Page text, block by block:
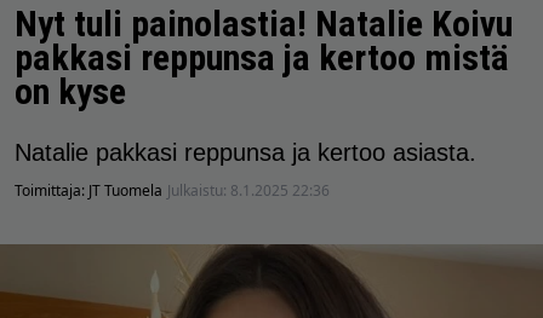
Nyt tuli painolastia! Natalie Koivu
pakkasi reppunsa ja kertoo mistä
on kyse
Natalie pakkasi reppunsa ja kertoo asiasta.
Toimittaja: JT Tuomela Julkaistu: 8.1.2025 22:36